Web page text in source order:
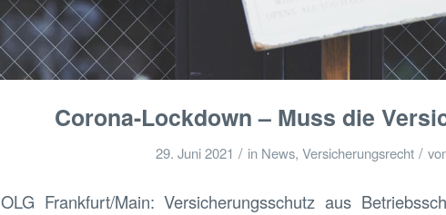
Corona-Lockdown – Muss die
29. Juni 2021 / in News, Versicherungsrecht /
OLG Frankfurt/Main: Versicherungsschutz aus